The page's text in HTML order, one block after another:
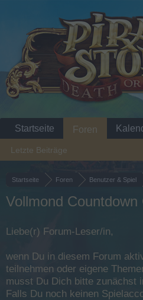
Startseite Foren Benutzer & Spiel
Vollmond Countdown
Liebe(r) Forum-Leser/in,
wenn Du in diesem Forum
teilnehmen oder eigene
musst Du Dich bitte zunächst
Falls Du noch keinen
Startseite Foren
Letzte Beiträge